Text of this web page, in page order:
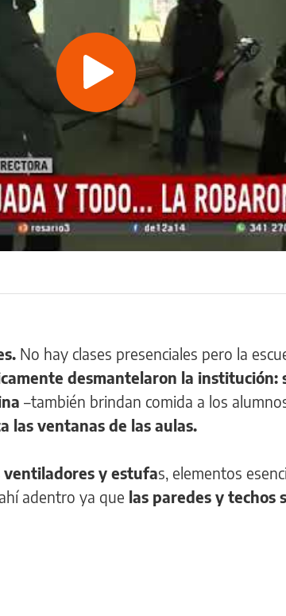
Play
Video
No hay clases presenciales pero la
desmantelaron la institución:
–también brindan comida a los
las ventanas de las aulas.
ventiladores y estufas, elementos
adentro ya que las paredes y techos